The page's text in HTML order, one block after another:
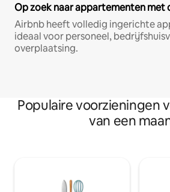
Op zoek naar appartementen met
Airbnb heeft volledig ingerichte
ideaal voor personeel,
overplaatsing.
Populaire voorzieningen
van een